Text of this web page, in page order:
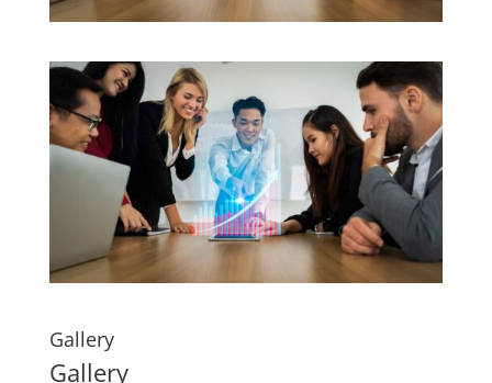
Gallery
Gallery